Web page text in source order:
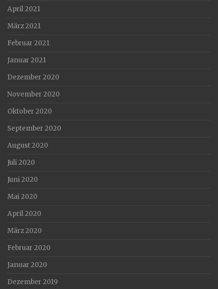
April 2021
März 2021
Februar 2021
Januar 2021
Dezember 2020
November 2020
Oktober 2020
September 2020
August 2020
Juli 2020
Juni 2020
Mai 2020
April 2020
März 2020
Februar 2020
Januar 2020
Dezember 2019